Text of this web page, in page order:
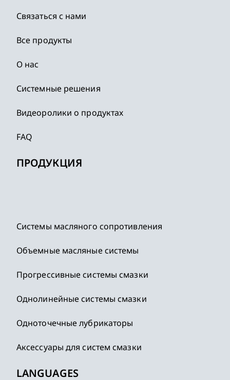
Связаться с нами
Все продукты
О нас
Системные решения
Видеоролики о продуктах
FAQ
ПРОДУКЦИЯ
Системы масляного сопротивления
Объемные масляные системы
Прогрессивные системы смазки
Однолинейные системы смазки
Одноточечные лубрикаторы
Аксессуары для систем смазки
LANGUAGES